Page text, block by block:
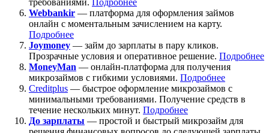
Webbankir — платформа для оформления займов
онлайн с моментальным зачислением на карту.
Подробнее
Joymoney — займ до зарплаты в пару кликов.
Прозрачные условия и оперативное решение. Подробнее
MoneyMan — онлайн-платформа для получения
микрозаймов с гибкими условиями. Подробнее
Creditplus — быстрое оформление микрозаймов с
минимальными требованиями. Получение средств в
течение нескольких минут. Подробнее
До зарплаты — простой и быстрый микрозайм для